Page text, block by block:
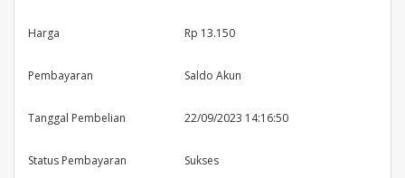
Harga Rp 13.150
Pembayaran Saldo Akun
Tanggal Pembelian 22/09/2023 14:16:50
Status Pembayaran Sukses